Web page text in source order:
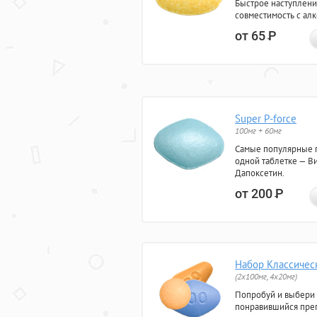
Быстрое
совместимость с
от 65Р
Super P-force
100мг + 60мг
Самые популярные
одной таблетке —
Дапоксетин.
от 200Р
Набор
(2x100мг, 4x20мг)
Попробуй и выбери
понравившийся